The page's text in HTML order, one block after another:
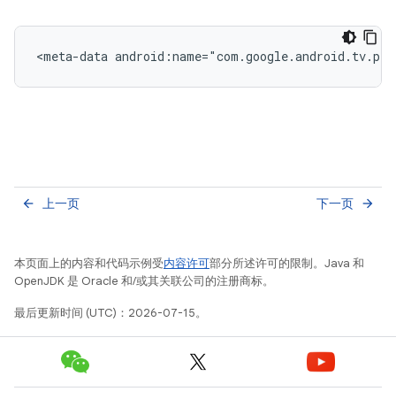
<meta-data
上一页
arrow_back 下一页 arrow_forward
本页面上的内容和代码示例受内容许可部分所述许可的限制。Java 和
OpenJDK 是 Oracle 和/或其关联公司的注册商标。
最后更新时间 (UTC)：2026-07-15。